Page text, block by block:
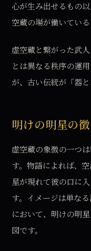
心が生み出せるもの
空蔵の場が働いている
虚空蔵と繋がった武
とは異なる秩序の運
が、古い伝統が「器
明けの明星の徴
虚空蔵の象徴の一つ
す。物語によれば、
星が現れて彼の口に
す。イメージは単な
において、明けの明
図です。